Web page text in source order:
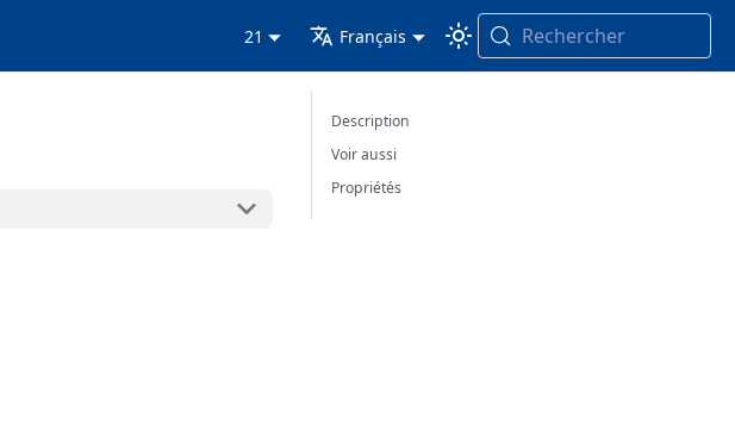
21 Français Rechercher
Description
Voir aussi
Propriétés